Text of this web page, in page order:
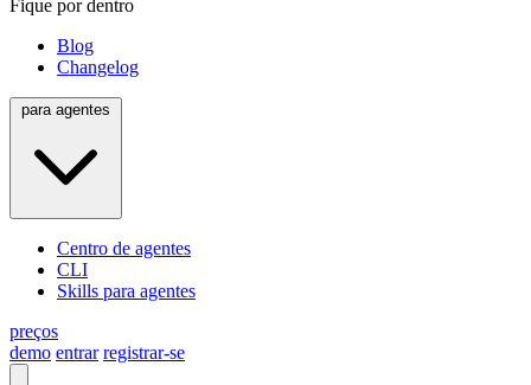
Fique por dentro
Blog
Changelog
Centro de agentes
CLI
Skills para agentes
preços
demo entrar registrar-se